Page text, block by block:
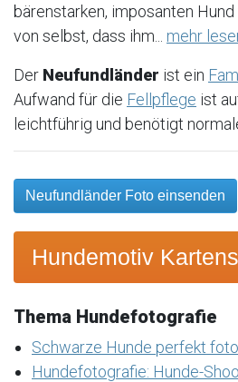
bärenstarken, imposanten
von selbst, dass ihm... mehr
Der Neufundländer ist ein
Aufwand für die Fellpflege ist
leichtführig und benötigt
Neufundländer Foto einsenden
Hundemotiv
Thema Hundefotografie
Schwarze Hunde perfekt
Hundefotografie: Hunde-